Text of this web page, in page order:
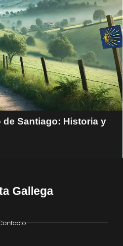
de Santiago: Historia y
Gallega